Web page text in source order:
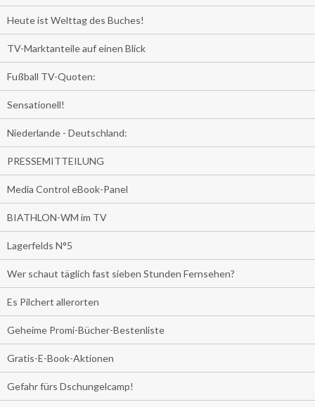
Heute ist Welttag des Buches!
TV-Marktanteile auf einen Blick
Fußball TV-Quoten:
Sensationell!
Niederlande - Deutschland:
PRESSEMITTEILUNG
Media Control eBook-Panel
BIATHLON-WM im TV
Lagerfelds N°5
Wer schaut täglich fast sieben Stunden Fernsehen?
Es Pilchert allerorten
Geheime Promi-Bücher-Bestenliste
Gratis-E-Book-Aktionen
Gefahr fürs Dschungelcamp!